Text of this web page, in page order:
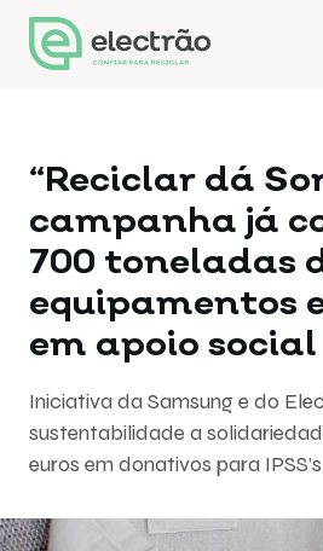
“Reciclar dá
campanha já
700 toneladas
equipamentos
em apoio social
Iniciativa da Samsung e do
sustentabilidade a
euros em donativos para IPSS’s